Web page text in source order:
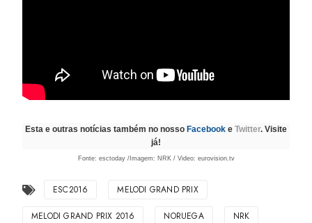
Esta e outras notícias também no nosso Facebook e Twitter. Visite
já!
Fonte: esctoday /Imagem: NRK / Video: eurovision.tv
ESC2016 MELODI GRAND PRIX
MELODI GRAND PRIX 2016 NORUEGA NRK